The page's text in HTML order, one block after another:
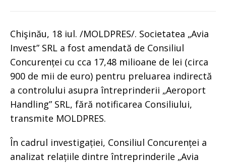
Chişinău, 18 iul. /MOLDPRES/. Societatea „Avia
Invest” SRL a fost amendată de Consiliul
Concurenței cu cca 17,48 milioane de lei (circa
900 de mii de euro) pentru preluarea indirectă
a controlului asupra întreprinderii „Aeroport
Handling” SRL, fără notificarea Consiliului,
transmite MOLDPRES.
În cadrul investigației, Consiliul Concurenței a
analizat relațiile dintre întreprinderile „Avia